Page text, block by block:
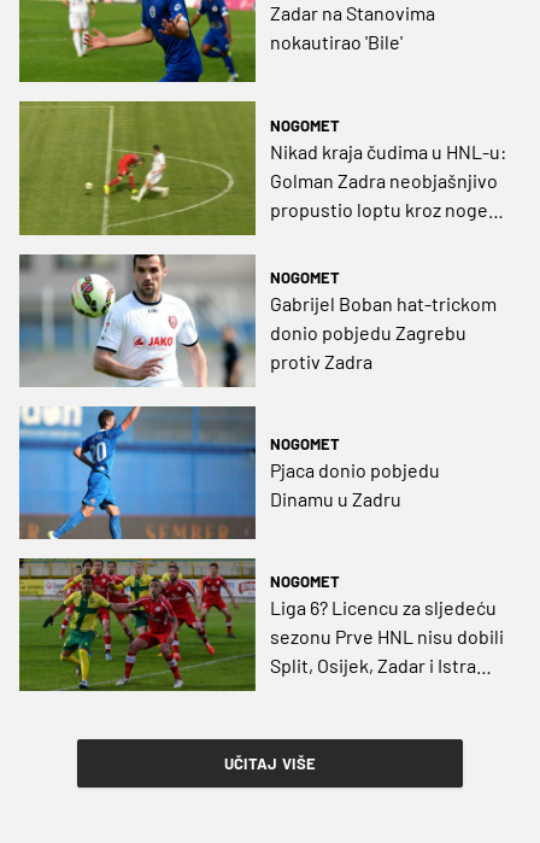
Zadar na Stanovima
nokautirao 'Bile'
NOGOMET
Nikad kraja čudima u HNL-u:
Golman Zadra neobjašnjivo
propustio loptu kroz noge
NOGOMET
Gabrijel Boban hat-trickom
donio pobjedu Zagrebu
protiv Zadra
NOGOMET
Pjaca donio pobjedu
Dinamu u Zadru
NOGOMET
Liga 6? Licencu za sljedeću
sezonu Prve HNL nisu dobili
Split, Osijek, Zadar i Istra
UČITAJ VIŠE